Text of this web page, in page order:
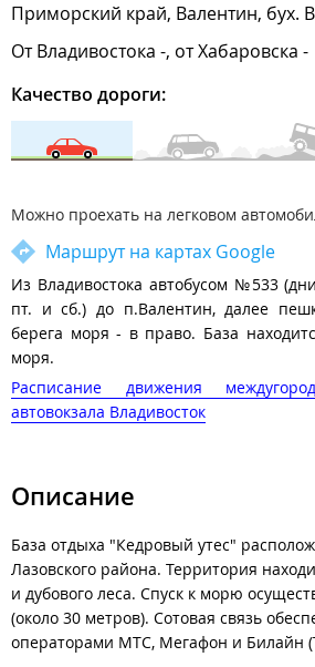
Приморский край, Валентин, бух.
От Владивостока -, от Хабаровска -
Качество дороги:
Можно проехать на легковом
Маршрут на картах Google
Из Владивостока автобусом №533
пт. и сб.) до п.Валентин, далее
берега моря - в право. База
моря.
Расписание движения
автовокзала Владивосток
Описание
База отдыха "Кедровый утес"
Лазовского района. Территория
и дубового леса. Спуск к морю
(около 30 метров). Сотовая связь
операторами МТС, Мегафон и Билайн